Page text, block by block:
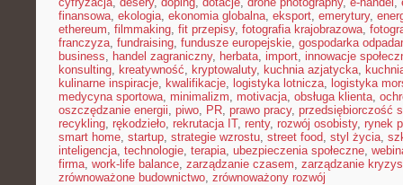
finansowa, ekologia, ekonomia globalna, eksport, emerytury,
ethereum, filmmaking, fit przepisy, fotografia krajobrazowa,
franczyza, fundraising, fundusze europejskie, gospodarka
business, handel zagraniczny, herbata, import, innowacje
konsulting, kreatywność, kryptowaluty, kuchnia azjatycka,
kulinarne inspiracje, kwalifikacje, logistyka lotnicza, logistyka
medycyna sportowa, minimalizm, motivacja, obsługa klienta,
oszczędzanie energii, piwo, PR, prawo pracy, przedsiębiorczość
recykling, rękodzieło, rekrutacja IT, renty, rozwój osobisty, rynek
smart home, startup, strategie wzrostu, street food, styl życia,
inteligencja, technologie, terapia, ubezpieczenia społeczne,
firma, work-life balance, zarządzanie czasem, zarządzanie
zrównoważone budownictwo, zrównoważony rozwój